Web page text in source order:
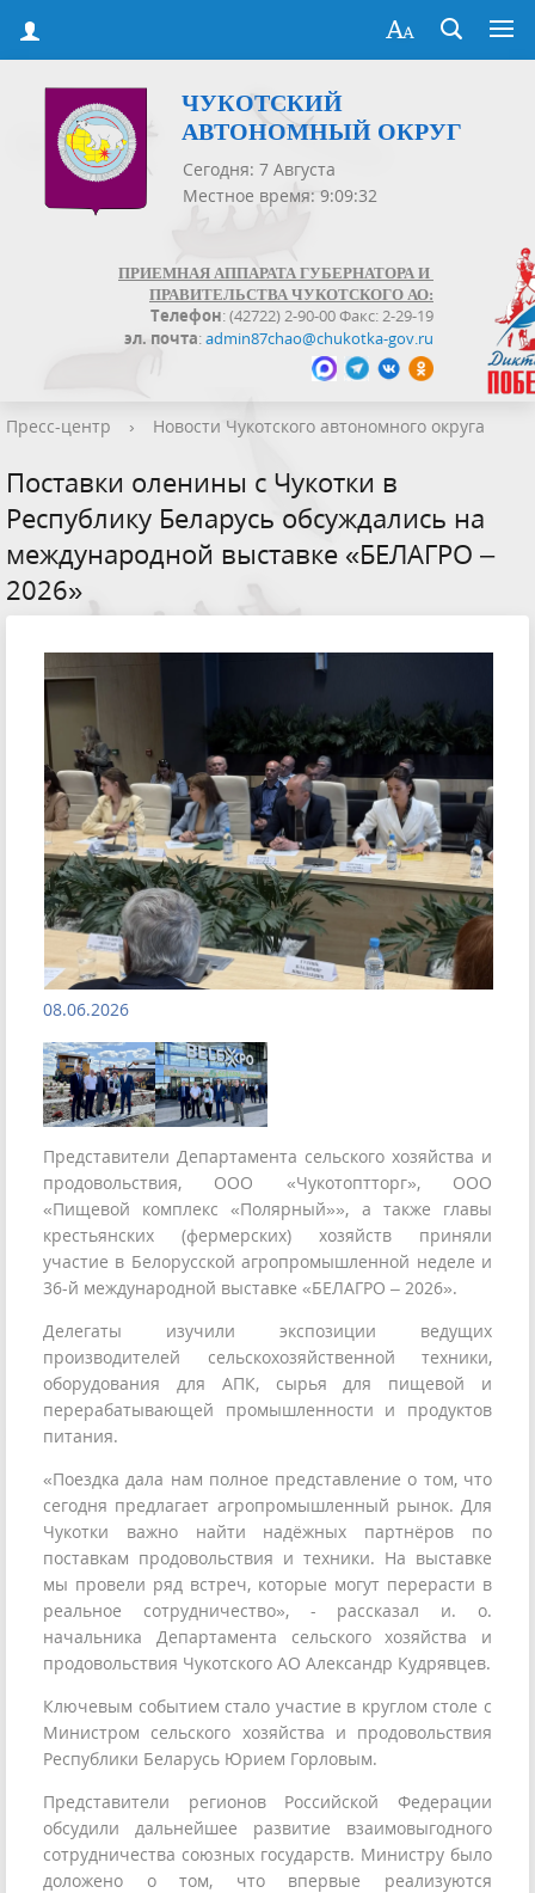
ЧУКОТСКИЙ
АВТОНОМНЫЙ ОКРУГ
Сегодня: 7 Августа
Местное время: 9:09:33
ПРИЕМНАЯ АППАРАТА ГУБЕРНАТОРА И
ПРАВИТЕЛЬСТВА ЧУКОТСКОГО АО:
Телефон: (42722) 2-90-00 Факс: 2-29-19
эл. почта:admin87chao@chukotka-gov.ru
Пресс-центр › Новости Чукотского автономного округа
Поставки оленины с Чукотки в
Республику Беларусь обсуждались на
международной выставке «БЕЛАГРО –
2026»
08.06.2026
Представители Департамента сельского хозяйства и
продовольствия, ООО «Чукотоптторг», ООО
«Пищевой комплекс «Полярный»», а также главы
крестьянских (фермерских) хозяйств приняли
участие в Белорусской агропромышленной неделе и
36-й международной выставке «БЕЛАГРО – 2026».
Делегаты изучили экспозиции ведущих
производителей сельскохозяйственной техники,
оборудования для АПК, сырья для пищевой и
перерабатывающей промышленности и продуктов
питания.
«Поездка дала нам полное представление о том, что
сегодня предлагает агропромышленный рынок. Для
Чукотки важно найти надёжных партнёров по
поставкам продовольствия и техники. На выставке
мы провели ряд встреч, которые могут перерасти в
реальное сотрудничество», - рассказал и. о.
начальника Департамента сельского хозяйства и
продовольствия Чукотского АО Александр Кудрявцев.
Ключевым событием стало участие в круглом столе с
Министром сельского хозяйства и продовольствия
Республики Беларусь Юрием Горловым.
Представители регионов Российской Федерации
обсудили дальнейшее развитие взаимовыгодного
сотрудничества союзных государств. Министру было
доложено о том, что впервые реализуются